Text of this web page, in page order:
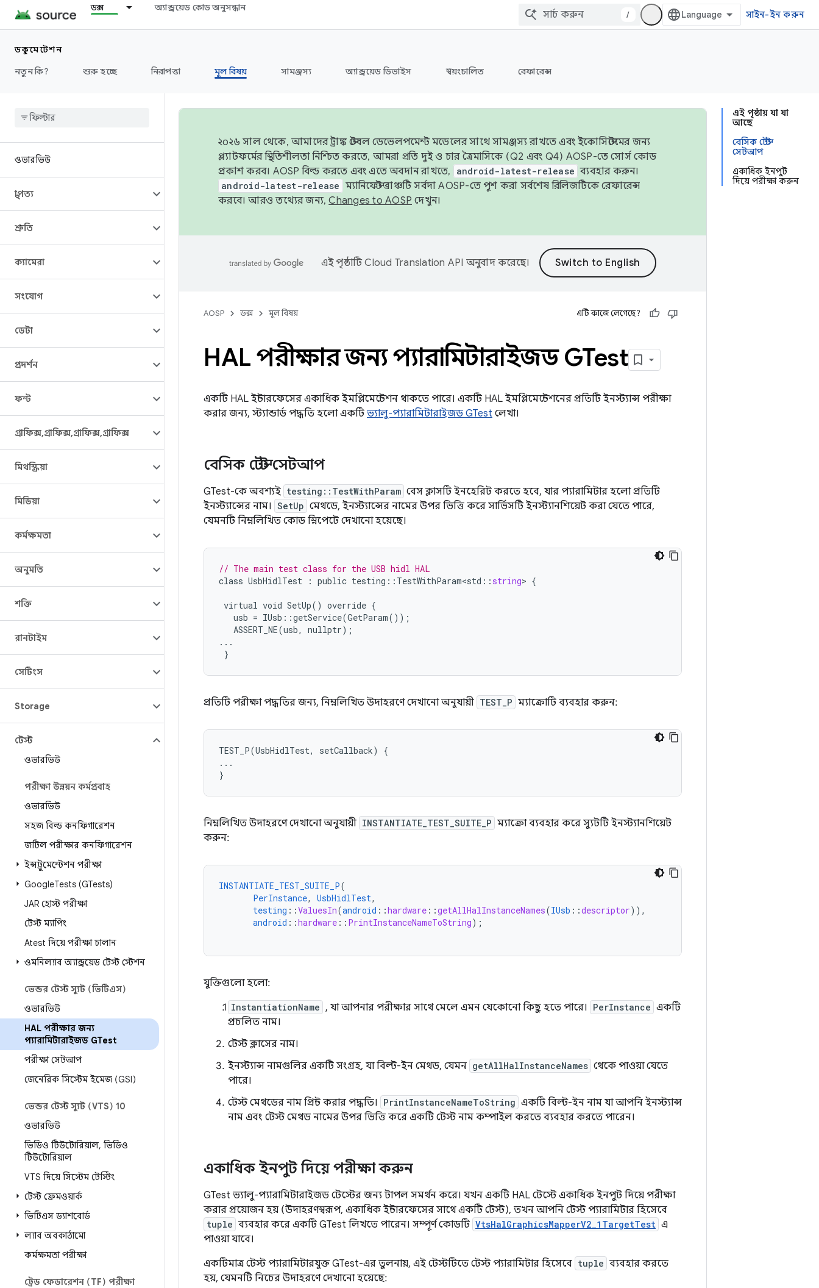
ডক্স অ্যান্ড্রয়েড কোড অনুসন্ধান
/ সাইন-ইন করুন
ডকুমেন্টেশন
নতুন কি?
শুরু হচ্ছে নিরাপত্তা মূল বিষয় সামঞ্জস্য অ্যান্ড্রয়েড ডিভাইস স্বয়ংচালিত রেফারেন্স
ওভারভিউ
স্থাপত্য
শ্রুতি
ক্যামেরা
সংযোগ
ডেটা
প্রদর্শন
ফন্ট
গ্রাফিক্স,গ্রাফিক্স,গ্রাফিক্স,গ্রাফিক্স
মিথস্ক্রিয়া
মিডিয়া
কর্মক্ষমতা
অনুমতি
শক্তি
রানটাইম
সেটিংস
Storage
টেস্ট
ওভারভিউ
পরীক্ষা উন্নয়ন কর্মপ্রবাহ
ওভারভিউ
সহজ বিল্ড কনফিগারেশন
জটিল পরীক্ষার কনফিগারেশন
ইন্সট্রুমেন্টেশন পরীক্ষা
GoogleTests (GTests)
JAR হোস্ট পরীক্ষা
টেস্ট ম্যাপিং
Atest দিয়ে পরীক্ষা চালান
ওমনিল্যাব অ্যান্ড্রয়েড টেস্ট স্টেশন
ভেন্ডর টেস্ট স্যুট (ভিটিএস)
ওভারভিউ
HAL পরীক্ষার জন্য
প্যারামিটারাইজড GTest
পরীক্ষা সেটআপ
জেনেরিক সিস্টেম ইমেজ (GSI)
ভেন্ডর টেস্ট স্যুট (VTS) 10
ওভারভিউ
ভিডিও টিউটোরিয়াল, ভিডিও
টিউটোরিয়াল
VTS দিয়ে সিস্টেম টেস্টিং
টেস্ট ফ্রেমওয়ার্ক
ভিটিএস ড্যাশবোর্ড
ল্যাব অবকাঠামো
কর্মক্ষমতা পরীক্ষা
ট্রেড ফেডারেশন (TF) পরীক্ষা
এই পৃষ্ঠায় যা যা
আছে
বেসিক টেস্ট
সেটআপ
একাধিক ইনপুট
দিয়ে পরীক্ষা করুন
২০২৬ সাল থেকে, আমাদের ট্রাঙ্ক স্টেবল ডেভেলপমেন্ট মডেলের সাথে সামঞ্জস্য রাখতে এবং ইকোসিস্টেমের জন্য
প্ল্যাটফর্মের স্থিতিশীলতা নিশ্চিত করতে, আমরা প্রতি দুই ও চার ত্রৈমাসিকে (Q2 এবং Q4) AOSP-তে সোর্স কোড
প্রকাশ করব। AOSP বিল্ড করতে এবং এতে অবদান রাখতে,
android-latest-release ব্যবহার করুন।
android-latest-release ম্যানিফেস্ট ব্রাঞ্চটি সর্বদা AOSP-তে পুশ করা সর্বশেষ রিলিজটিকে রেফারেন্স
করবে। আরও তথ্যের জন্য,Changes to AOSP দেখুন।
এই পৃষ্ঠাটিCloud Translation API অনুবাদ করেছে।
AOSP ডক্স মূল বিষয় এটি কাজে লেগেছে?
HAL পরীক্ষার জন্য প্যারামিটারাইজড GTest
একটি HAL ইন্টারফেসের একাধিক ইমপ্লিমেন্টেশন থাকতে পারে। একটি HAL ইমপ্লিমেন্টেশনের প্রতিটি ইনস্ট্যান্স পরীক্ষা
করার জন্য, স্ট্যান্ডার্ড পদ্ধতি হলো একটি ভ্যালু-প্যারামিটারাইজড GTest লেখা।
বেসিক টেস্ট সেটআপ
GTest-কে অবশ্যই testing::TestWithParam বেস ক্লাসটি ইনহেরিট করতে হবে, যার প্যারামিটার হলো প্রতিটি
ইনস্ট্যান্সের নাম। SetUp মেথডে, ইনস্ট্যান্সের নামের উপর ভিত্তি করে সার্ভিসটি ইনস্ট্যানশিয়েট করা যেতে পারে,
যেমনটি নিম্নলিখিত কোড স্নিপেটে দেখানো হয়েছে।
// The main test class for the USB hidl HAL
class UsbHidlTest : public testing :: TestWithParam<std :: string> {
virtual void SetUp() override {
usb = IUsb ::getService(GetParam());
ASSERT_NE(usb, nullptr);
...
}
প্রতিটি পরীক্ষা পদ্ধতির জন্য, নিম্নলিখিত উদাহরণে দেখানো অনুযায়ী TEST_P ম্যাক্রোটি ব্যবহার করুন:
TEST_P(UsbHidlTest, setCallback) {
...
নিম্নলিখিত উদাহরণে দেখানো অনুযায়ী INSTANTIATE_TEST_SUITE_P ম্যাক্রো ব্যবহার করে স্যুটটি ইনস্ট্যানশিয়েট
করুন:
INSTANTIATE_TEST_SUITE_P(
PerInstance, UsbHidlTest,
testing ::ValuesIn(android ::hardware ::getAllHalInstanceNames(IUsb ::descriptor)),
android ::hardware :: PrintInstanceNameToString);
যুক্তিগুলো হলো:
InstantiationName , যা আপনার পরীক্ষার সাথে মেলে এমন যেকোনো কিছু হতে পারে। PerInstance একটি
প্রচলিত নাম।
টেস্ট ক্লাসের নাম।
ইনস্ট্যান্স নামগুলির একটি সংগ্রহ, যা বিল্ট-ইন মেথড, যেমন getAllHalInstanceNames থেকে পাওয়া যেতে
পারে।
টেস্ট মেথডের নাম প্রিন্ট করার পদ্ধতি।
PrintInstanceNameToString একটি বিল্ট-ইন নাম যা আপনি ইনস্ট্যান্স
নাম এবং টেস্ট মেথড নামের উপর ভিত্তি করে একটি টেস্ট নাম কম্পাইল করতে ব্যবহার করতে পারেন।
একাধিক ইনপুট দিয়ে পরীক্ষা করুন
GTest ভ্যালু-প্যারামিটারাইজড টেস্টের জন্য টাপল সমর্থন করে। যখন একটি HAL টেস্টে একাধিক ইনপুট দিয়ে পরীক্ষা
করার প্রয়োজন হয় (উদাহরণস্বরূপ, একাধিক ইন্টারফেসের সাথে একটি টেস্ট), তখন আপনি টেস্ট প্যারামিটার হিসেবে
tuple ব্যবহার করে একটি GTest লিখতে পারেন। সম্পূর্ণ কোডটি VtsHalGraphicsMapperV2_1TargetTest এ
পাওয়া যাবে।
একটিমাত্র টেস্ট প্যারামিটারযুক্ত GTest-এর তুলনায়, এই টেস্টটিতে টেস্ট প্যারামিটার হিসেবে tuple ব্যবহার করতে
হয়, যেমনটি নিচের উদাহরণে দেখানো হয়েছে: